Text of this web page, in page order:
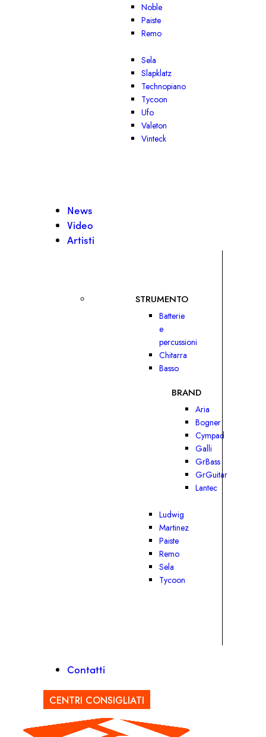
Noble
Paiste
Remo
Sela
Slapklatz
Technopiano
Tycoon
Ufo
Valeton
Vinteck
News
Video
Artisti
STRUMENTO
Batterie
e
percussioni
Chitarra
Basso
BRAND
Aria
Bogner
Cympad
Galli
GrBass
GrGuitar
Lantec
Ludwig
Martinez
Paiste
Remo
Sela
Tycoon
Contatti
CENTRI CONSIGLIATI